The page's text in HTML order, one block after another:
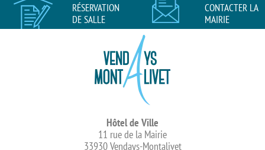
RÉSERVATION
DE SALLE
CONTACTER LA
MAIRIE
Hôtel de Ville
11 rue de la Mairie
33930 Vendays-Montalivet